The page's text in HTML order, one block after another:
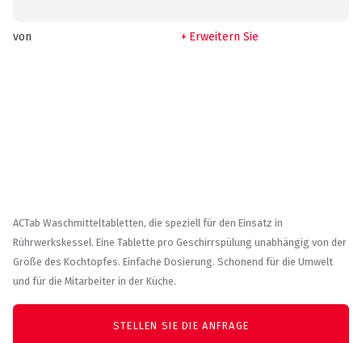
von Erweitern Sie
ACTab Waschmitteltabletten, die speziell für den Einsatz in
Rührwerkskessel. Eine Tablette pro Geschirrspülung unabhängig von der
Größe des Kochtopfes. Einfache Dosierung. Schonend für die Umwelt
und für die Mitarbeiter in der Küche.
STELLEN SIE DIE ANFRAGE